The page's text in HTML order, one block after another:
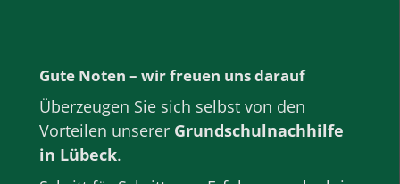
Gute Noten – wir freuen uns darauf
Überzeugen Sie sich selbst von den
Vorteilen unserer Grundschulnachhilfe
in Lübeck.